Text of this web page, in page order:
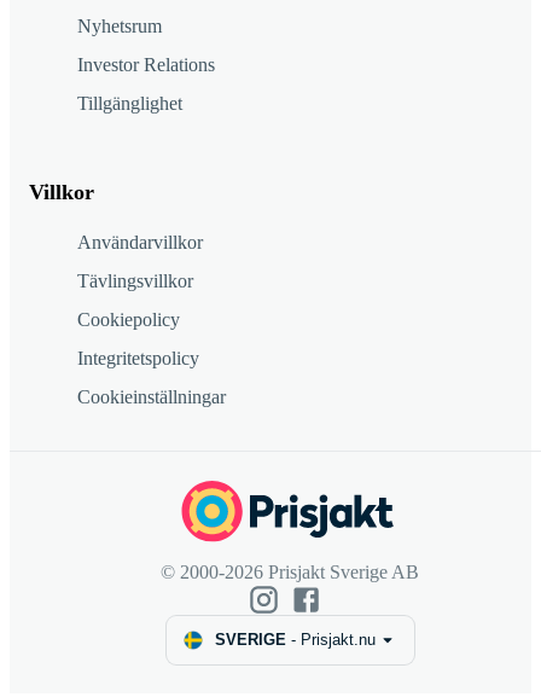
Nyhetsrum
Investor Relations
Tillgänglighet
Villkor
Användarvillkor
Tävlingsvillkor
Cookiepolicy
Integritetspolicy
Cookieinställningar
© 2000-2026 Prisjakt Sverige AB
SVERIGE- Prisjakt.nu